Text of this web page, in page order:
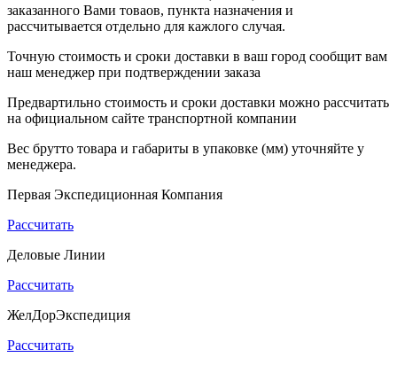
заказанного Вами товаов, пункта назначения и
рассчитывается отдельно для кажлого случая.
Точную стоимость и сроки доставки в ваш город сообщит вам
наш менеджер при подтверждении заказа
Предвартильно стоимость и сроки доставки можно рассчитать
на официальном сайте транспортной компании
Вес брутто товара и габариты в упаковке (мм) уточняйте у
менеджера.
Первая Экспедиционная Компания
Рассчитать
Деловые Линии
Рассчитать
ЖелДорЭкспедиция
Рассчитать